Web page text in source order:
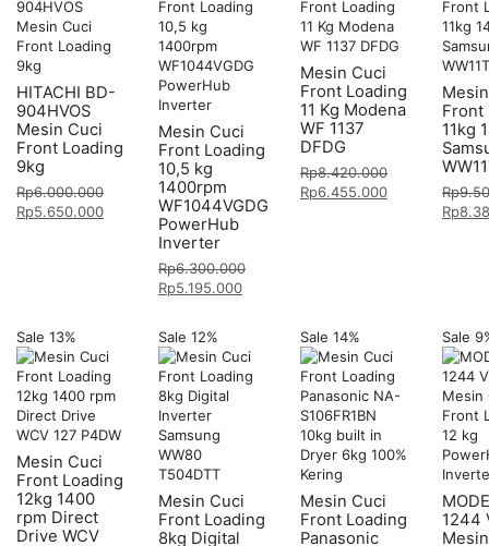
HITACHI BD-
904HVOS
Mesin Cuci
Front Loading
9kg
Rp6.000.000
Rp5.650.000
Mesin Cuci
Front Loading
10,5 kg
1400rpm
WF1044VGDG
PowerHub
Inverter
Rp6.300.000
Rp5.195.000
Mesin Cuci
Front Loading
11 Kg Modena
WF 1137
DFDG
Rp8.420.000
Rp6.455.000
Front
11kg
Rp
Rp
Sale 13%
Mesin Cuci
Front Loading
12kg 1400
rpm Direct
Drive WCV
Sale 12%
Mesin Cuci
Front Loading
8kg Digital
Sale 14%
Mesin Cuci
Front Loading
Panasonic
Sale
1244